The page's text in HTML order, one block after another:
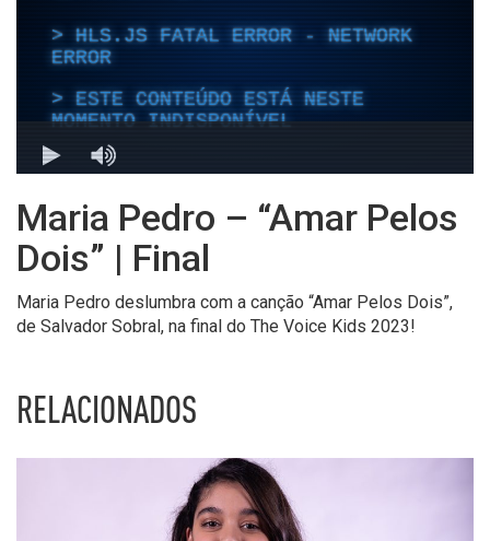
Maria Pedro – “Amar Pelos
Dois” | Final
Maria Pedro deslumbra com a canção “Amar Pelos Dois”,
de Salvador Sobral, na final do The Voice Kids 2023!
RELACIONADOS